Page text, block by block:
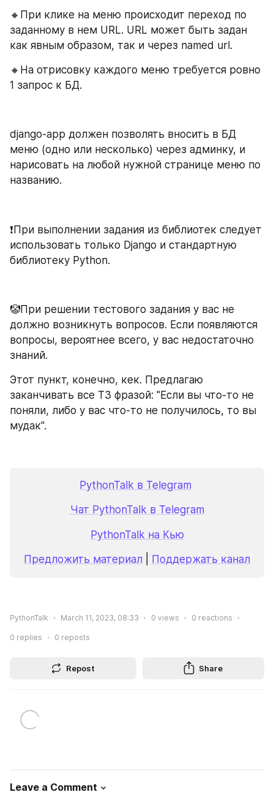
🔸При клике на меню происходит переход по
заданному в нем URL. URL может быть задан
как явным образом, так и через named url.
🔸На отрисовку каждого меню требуется ровно
1 запрос к БД.
django-app должен позволять вносить в БД
меню (одно или несколько) через админку, и
нарисовать на любой нужной странице меню по
названию.
❗При выполнении задания из библиотек следует
использовать только Django и стандартную
библиотеку Python.
🤡При решении тестового задания у вас не
должно возникнуть вопросов. Если появляются
вопросы, вероятнее всего, у вас недостаточно
знаний.
Этот пункт, конечно, кек. Предлагаю
заканчивать все ТЗ фразой: "Если вы что-то не
поняли, либо у вас что-то не получилось, то вы
мудак".
PythonTalk в Telegram
Чат PythonTalk в Telegram
PythonTalk на Кью
Предложить материал Поддержать канал
PythonTalk March 11, 2023, 08:33 0 views 0 reactions
0 replies 0 reposts
Repost Share
Leave a Comment